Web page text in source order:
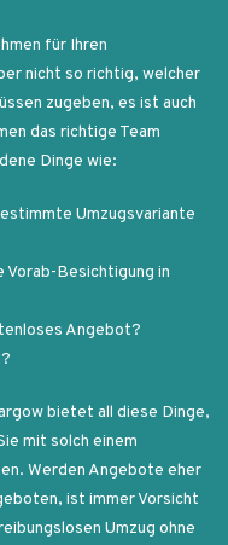
für Ihren
nicht so richtig, welcher
zugeben, es ist auch
das richtige Team
Dinge wie:
Umzugsvariante
Vorab-Besichtigung in
Angebot?
bietet all diese Dinge,
mit solch einem
Werden Angebote eher
ist immer Vorsicht
Umzug ohne